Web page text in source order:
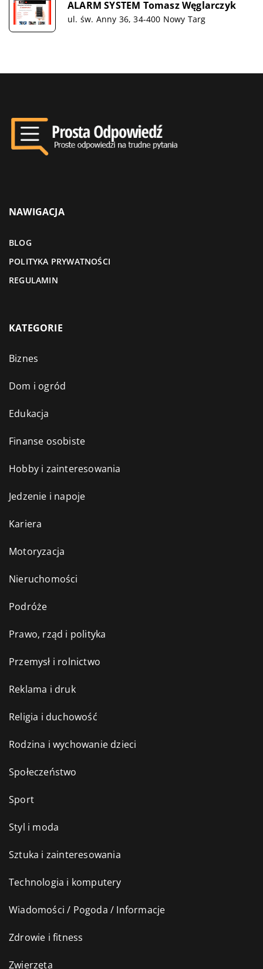
ALARM SYSTEM Tomasz Węglarczyk
ul. św. Anny 36, 34-400 Nowy Targ
NAWIGACJA
BLOG
POLITYKA PRYWATNOŚCI
REGULAMIN
KATEGORIE
Biznes
Dom i ogród
Edukacja
Finanse osobiste
Hobby i zainteresowania
Jedzenie i napoje
Kariera
Motoryzacja
Nieruchomości
Podróże
Prawo, rząd i polityka
Przemysł i rolnictwo
Reklama i druk
Religia i duchowość
Rodzina i wychowanie dzieci
Społeczeństwo
Sport
Styl i moda
Sztuka i zainteresowania
Technologia i komputery
Wiadomości / Pogoda / Informacje
Zdrowie i fitness
Zwierzęta